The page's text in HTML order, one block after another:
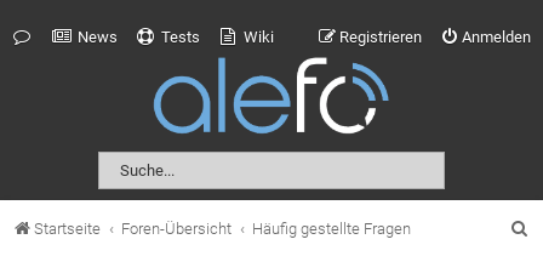
News Tests Wiki Anmelden
Registrieren
Startseite Foren-Übersicht Häufig gestellte Fragen